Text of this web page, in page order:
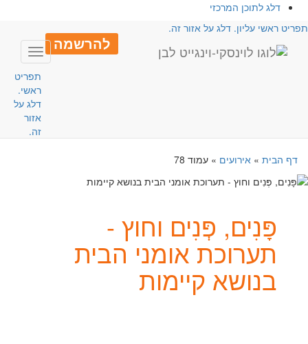
דלג לתוכן המרכזי
ראשי עליון. דלג על אזור זה.
להרשמה
Toggle
תפריט
ראשי.
דלג על
אזור
זה.
דף הבית» אירועים» עמוד 78
פָּנִים, פְּנִים וחוץ -
תערוכת אומני הבית
בנושא קיימות